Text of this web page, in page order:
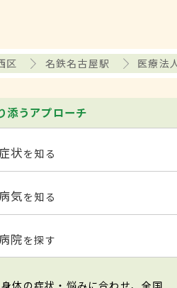
区 名鉄名古屋駅 医療法
添うアプローチ
状を知る
気を知る
院を探す